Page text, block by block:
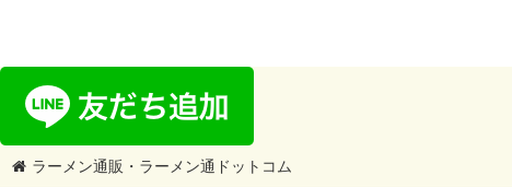
ラーメン通販・ラーメン通ドットコム